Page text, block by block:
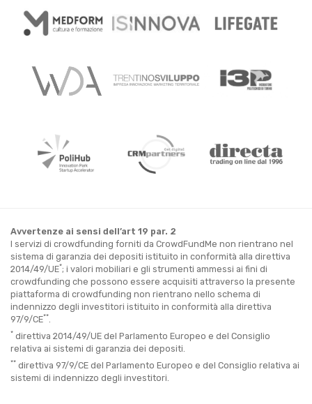
Avvertenze ai sensi dell’art 19 par. 2
I servizi di crowdfunding forniti da CrowdFundMe non rientrano nel
sistema di garanzia dei depositi istituito in conformità alla direttiva
2014/49/UE*; i valori mobiliari e gli strumenti ammessi ai fini di
crowdfunding che possono essere acquisiti attraverso la presente
piattaforma di crowdfunding non rientrano nello schema di
indennizzo degli investitori istituito in conformità alla direttiva
97/9/CE**
* direttiva 2014/49/UE del Parlamento Europeo e del Consiglio
relativa ai sistemi di garanzia dei depositi.
** direttiva 97/9/CE del Parlamento Europeo e del Consiglio relativa ai
sistemi di indennizzo degli investitori.